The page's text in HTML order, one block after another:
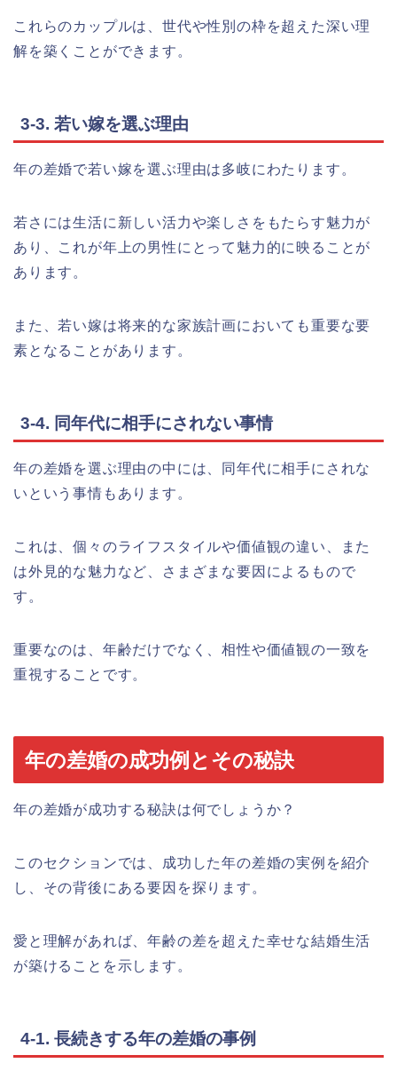
これらのカップルは、世代や性別の枠を超えた深い理
解を築くことができます。
3-3. 若い嫁を選ぶ理由
年の差婚で若い嫁を選ぶ理由は多岐にわたります。
若さには生活に新しい活力や楽しさをもたらす魅力が
あり、これが年上の男性にとって魅力的に映ることが
あります。
また、若い嫁は将来的な家族計画においても重要な要
素となることがあります。
3-4. 同年代に相手にされない事情
年の差婚を選ぶ理由の中には、同年代に相手にされな
いという事情もあります。
これは、個々のライフスタイルや価値観の違い、また
は外見的な魅力など、さまざまな要因によるもので
す。
重要なのは、年齢だけでなく、相性や価値観の一致を
重視することです。
年の差婚の成功例とその秘訣
年の差婚が成功する秘訣は何でしょうか？
このセクションでは、成功した年の差婚の実例を紹介
し、その背後にある要因を探ります。
愛と理解があれば、年齢の差を超えた幸せな結婚生活
が築けることを示します。
4-1. 長続きする年の差婚の事例